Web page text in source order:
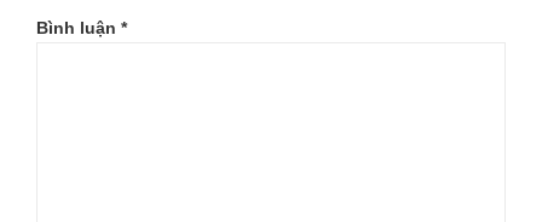
Bình luận *